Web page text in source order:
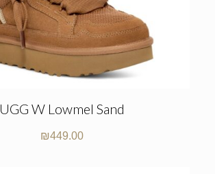
UGG W Lowmel Sand
₪449.00